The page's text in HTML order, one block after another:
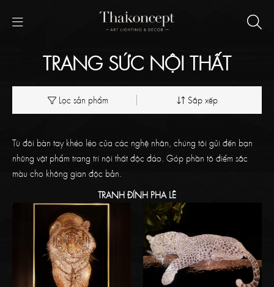
TRANG SỨC NỘI THẤT
Lọc sản phẩm Sắp xếp
Từ đôi bàn tay khéo léo của các nghệ nhân, chúng tôi gửi đến bạn
những vật phẩm trang trí nội thất độc đáo. Góp phần tô điểm sắc
màu cho không gian độc bản.
TRANH ĐÍNH PHA LÊ